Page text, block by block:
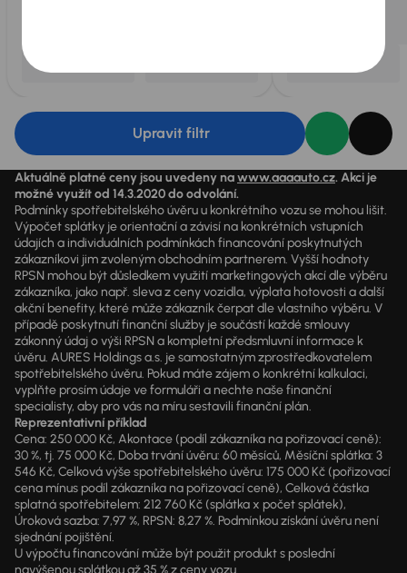
Upravit filtr
Aktuálně platné ceny jsou uvedeny nawww.aaaauto.cz. Akci je
možné využít od 14.3.2020 do odvolání.
Podmínky spotřebitelského úvěru u konkrétního vozu se mohou lišit.
Výpočet splátky je orientační a závisí na konkrétních vstupních
údajích a individuálních podmínkách financování poskytnutých
zákazníkovi jim zvoleným obchodním partnerem. Vyšší hodnoty
RPSN mohou být důsledkem využití marketingových akcí dle výběru
zákazníka, jako např. sleva z ceny vozidla, výplata hotovosti a další
akční benefity, které může zákazník čerpat dle vlastního výběru. V
případě poskytnutí finanční služby je součástí každé smlouvy
zákonný údaj o výši RPSN a kompletní předsmluvní informace k
úvěru. AURES Holdings a.s. je samostatným zprostředkovatelem
spotřebitelského úvěru. Pokud máte zájem o konkrétní kalkulaci,
vyplňte prosím údaje ve formuláři a nechte naše finanční
specialisty, aby pro vás na míru sestavili finanční plán.
Reprezentativní příklad
Cena: 250 000 Kč, Akontace (podíl zákazníka na pořizovací ceně):
30 %, tj. 75 000 Kč, Doba trvání úvěru: 60 měsíců, Měsíční splátka: 3
546 Kč, Celková výše spotřebitelského úvěru: 175 000 Kč (pořizovací
cena mínus podíl zákazníka na pořizovací ceně), Celková částka
splatná spotřebitelem: 212 760 Kč (splátka x počet splátek),
Úroková sazba: 7,97 %, RPSN: 8,27 %. Podmínkou získání úvěru není
sjednání pojištění.
U výpočtu financování může být použit produkt s poslední
navýšenou splátkou až 35 % z ceny vozu.